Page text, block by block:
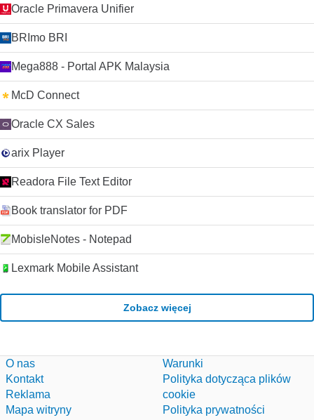
Oracle Primavera Unifier
BRImo BRI
Mega888 - Portal APK Malaysia
McD Connect
Oracle CX Sales
arix Player
Readora File Text Editor
Book translator for PDF
MobisleNotes - Notepad
Lexmark Mobile Assistant
Zobacz więcej
O nas
Kontakt
Reklama
Mapa witryny
Warunki
Polityka dotycząca plików
cookie
Polityka prywatności